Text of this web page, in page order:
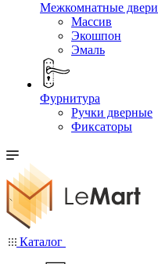
Межкомнатные двери
Массив
Экошпон
Эмаль
Фурнитура
Ручки дверные
Фиксаторы
Каталог